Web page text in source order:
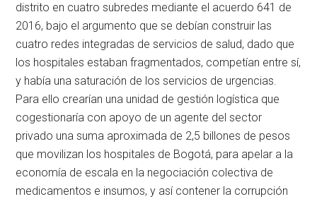
distrito en cuatro subredes mediante el acuerdo 641 de
2016, bajo el argumento que se debían construir las
cuatro redes integradas de servicios de salud, dado que
los hospitales estaban fragmentados, competían entre sí,
y había una saturación de los servicios de urgencias.
Para ello crearían una unidad de gestión logística que
cogestionaría con apoyo de un agente del sector
privado una suma aproximada de 2,5 billones de pesos
que movilizan los hospitales de Bogotá, para apelar a la
economía de escala en la negociación colectiva de
medicamentos e insumos, y así contener la corrupción